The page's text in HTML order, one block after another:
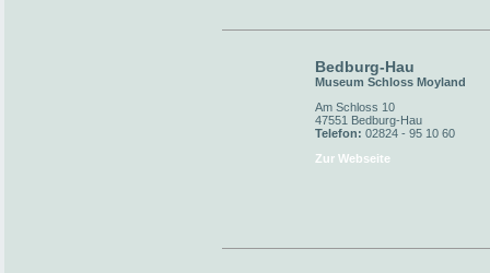
Bedburg-Hau
Museum Schloss Moyland
Am Schloss 10
47551 Bedburg-Hau
Telefon: 02824 - 95 10 60
Zur Webseite